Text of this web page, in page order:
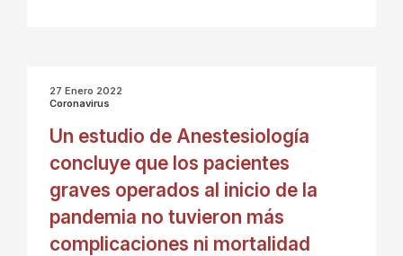
27 Enero 2022
Coronavirus
Un estudio de Anestesiología
concluye que los pacientes
graves operados al inicio de la
pandemia no tuvieron más
complicaciones ni mortalidad